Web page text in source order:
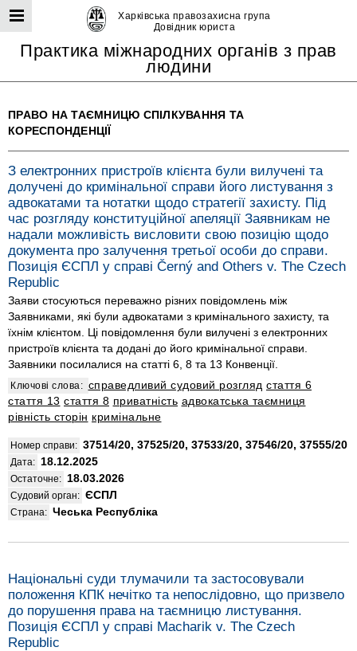
Харківська правозахисна група
Довідник юриста
Практика міжнародних органів з прав
людини
ПРАВО НА ТАЄМНИЦЮ СПІЛКУВАННЯ ТА
КОРЕСПОНДЕНЦІЇ
З електронних пристроїв клієнта були вилучені та
долучені до кримінальної справи його листування з
адвокатами та нотатки щодо стратегії захисту. Під
час розгляду конституційної апеляції Заявникам не
надали можливість висловити свою позицію щодо
документа про залучення третьої особи до справи.
Позиція ЄСПЛ у справі Černý and Others v. The Czech
Republic
Заяви стосуються переважно різних повідомлень між
Заявниками, які були адвокатами з кримінального захисту, та
їхнім клієнтом. Ці повідомлення були вилучені з електронних
пристроїв клієнта та додані до його кримінальної справи.
Заявники посилалися на статті 6, 8 та 13 Конвенції.
Ключові слова: справедливий судовий розгляд стаття 6
стаття 13 стаття 8 приватність адвокатська таємниця
рівність сторін кримінальне
Номер справи: 37514/20, 37525/20, 37533/20, 37546/20, 37555/20
Дата: 18.12.2025
Остаточне: 18.03.2026
Судовий орган: ЄСПЛ
Страна: Чеська Республіка
Національні суди тлумачили та застосовували
положення КПК нечітко та непослідовно, що призвело
до порушення права на таємницю листування.
Позиція ЄСПЛ у справі Macharik v. The Czech
Republic